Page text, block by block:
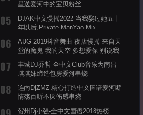
星送爱河中的宝贝粉丝
DJAK中文慢摇2022 当我娶过她五十
年以后,Private ManYao Mix
AUG 2019抖音舞曲 夜店慢摇 来自天
堂的魔鬼 我的天空 多想爱你 别说我
丰城DJ乔哲-全中文Club音乐为南昌
琪琪妹缔造包房爱河串烧
连南DjZMZ-精心打造中文国语爱河断
情殇百听不厌伤感串烧
贺州Dj小强-全中文国语2018热榜